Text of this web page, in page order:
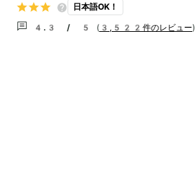
日本語OK！
4.3 / 5 ( 3,522件のレビュー)